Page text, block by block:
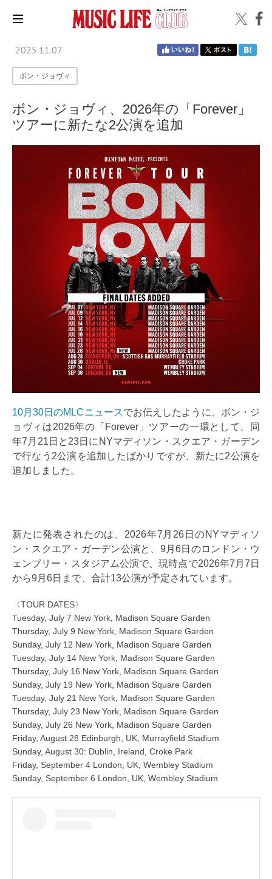
2025.11.07
ボン・ジョヴィ
ボン・ジョヴィ、2026年の「Forever」
ツアーに新たな2公演を追加
10月30日のMLCニュースでお伝えしたように、ボン・ジ
ョヴィは2026年の「Forever」ツアーの一環として、同
年7月21日と23日にNYマディソン・スクエア・ガーデン
で行なう2公演を追加したばかりですが、新たに2公演を
追加しました。
新たに発表されたのは、2026年7月26日のNYマディソ
ン・スクエア・ガーデン公演と、9月6日のロンドン・ウ
ェンブリー・スタジアム公演で、現時点で2026年7月7日
から9月6日まで、合計13公演が予定されています。
〈TOUR DATES〉
Tuesday, July 7 New York, Madison Square Garden
Thursday, July 9 New York, Madison Square Garden
Sunday, July 12 New York, Madison Square Garden
Tuesday, July 14 New York, Madison Square Garden
Thursday, July 16 New York, Madison Square Garden
Sunday, July 19 New York, Madison Square Garden
Tuesday, July 21 New York, Madison Square Garden
Thursday, July 23 New York, Madison Square Garden
Sunday, July 26 New York, Madison Square Garden
Friday, August 28 Edinburgh, UK, Murrayfield Stadium
Sunday, August 30: Dublin, Ireland, Croke Park
Friday, September 4 London, UK, Wembley Stadium
Sunday, September 6 London, UK, Wembley Stadium